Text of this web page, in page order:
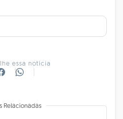
essa notícia
Relacionadas